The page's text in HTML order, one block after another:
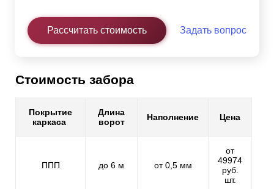
Рассчитать стоимость Задать вопрос
Стоимость забора
Покрытие
каркаса
Длина
ворот
Наполнение Цена
ППП до 6 м от 0,5 мм
от
49974
руб.
шт.